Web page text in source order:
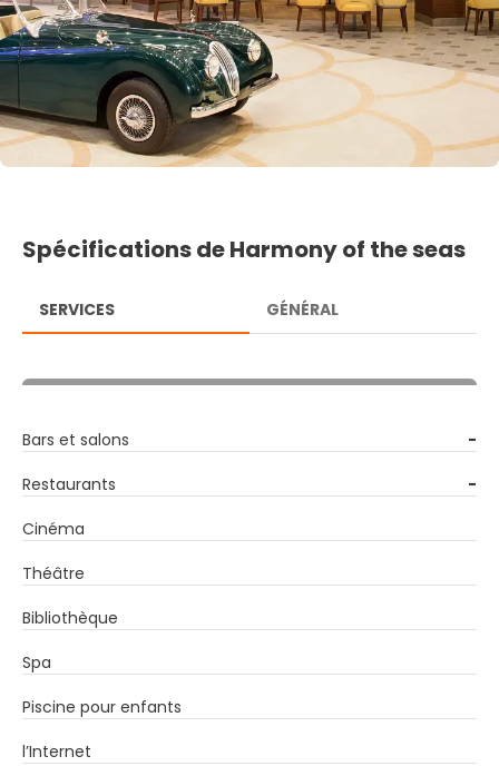
Spécifications de Harmony of the seas
SERVICES GÉNÉRAL
Bars et salons
-
Restaurants
-
Cinéma
Théâtre
Bibliothèque
Spa
Piscine pour enfants
l’Internet